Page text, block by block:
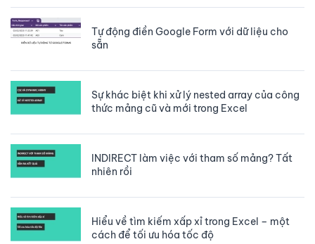
Tự động điền Google Form với dữ liệu cho
sẵn
Sự khác biệt khi xử lý nested array của công
thức mảng cũ và mới trong Excel
INDIRECT làm việc với tham số mảng? Tất
nhiên rồi
Hiểu về tìm kiếm xấp xỉ trong Excel – một
cách để tối ưu hóa tốc độ